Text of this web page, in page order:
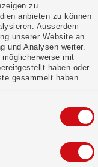
zu
anbieten zu können
Ausserdem
unserer Website an
und Analysen weiter.
mit
haben oder
gesammelt haben.